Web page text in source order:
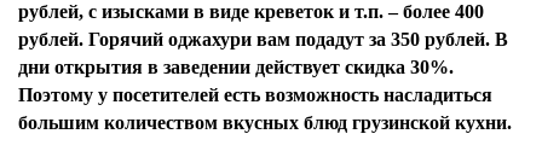
рублей, с изысками в виде креветок и т.п. – более 400
рублей. Горячий оджахури вам подадут за 350 рублей. В
дни открытия в заведении действует скидка 30%.
Поэтому у посетителей есть возможность насладиться
большим количеством вкусных блюд грузинской кухни.